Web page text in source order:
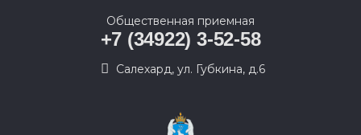
Общественная приемная
+7 (34922) 3-52-58
Салехард, ул. Губкина, д.6